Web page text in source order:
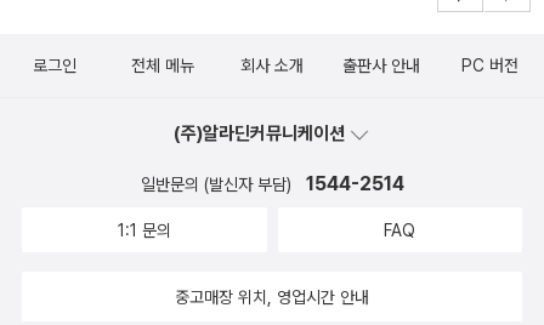
로그인 전체 메뉴 회사 소개 출판사 안내 PC 버전
(주)알라딘커뮤니케이션
일반문의 (발신자 부담) 1544-2514
1:1 문의 FAQ
중고매장 위치, 영업시간 안내